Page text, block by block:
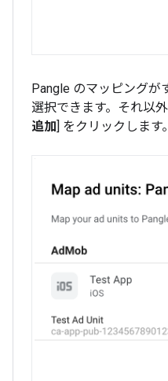
Pangle のマッピングが
選択できます。それ以外
追加 ] をクリックします。